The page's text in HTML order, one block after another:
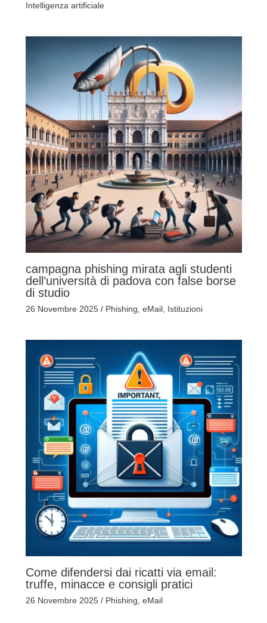
Intelligenza artificiale
campagna phishing mirata agli studenti
dell’università di padova con false borse
di studio
26 Novembre 2025 / Phishing, eMail, Istituzioni
Come difendersi dai ricatti via email:
truffe, minacce e consigli pratici
26 Novembre 2025 / Phishing, eMail